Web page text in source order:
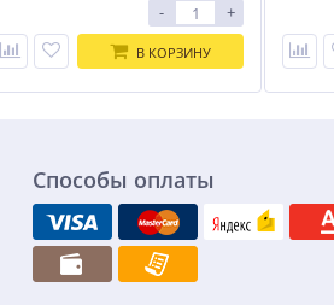
- +
В КОРЗИНУ
Способы оплаты